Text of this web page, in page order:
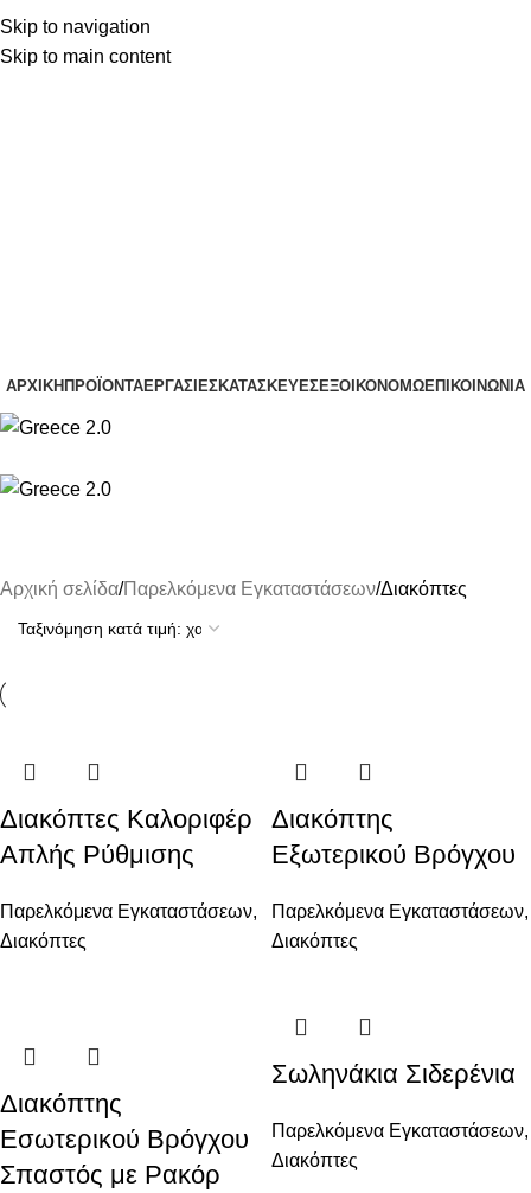
Skip to navigation
Skip to main content
(+30) 22210 22370
ΑΡΧΙΚΉ ΠΡΟΪΌΝΤΑΕΡΓΑΣΊΕΣΚΑΤΑΣΚΕΥΈΣΕΞΟΙΚΟΝΟΜΏΕΠΙΚΟΙΝΩΝΊΑ
Αρχική σελίδα Παρελκόμενα Εγκαταστάσεων Διακόπτες
Διακόπτες Καλοριφέρ
Απλής Ρύθμισης
Παρελκόμενα Εγκαταστάσεων,
Διακόπτες
Διακόπτης
Εξωτερικού Βρόγχου
Παρελκόμενα Εγκαταστάσεων,
Διακόπτες
Διακόπτης
Εσωτερικού Βρόγχου
Σπαστός με Ρακόρ
Σωληνάκια Σιδερένια
Παρελκόμενα Εγκαταστάσεων,
Διακόπτες